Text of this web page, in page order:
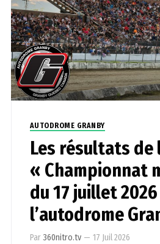
AUTODROME GRANBY
Les résultats de
« Championnat
du 17 juillet
l’autodrome
Par360nitro.tv — 17 Juil 2026